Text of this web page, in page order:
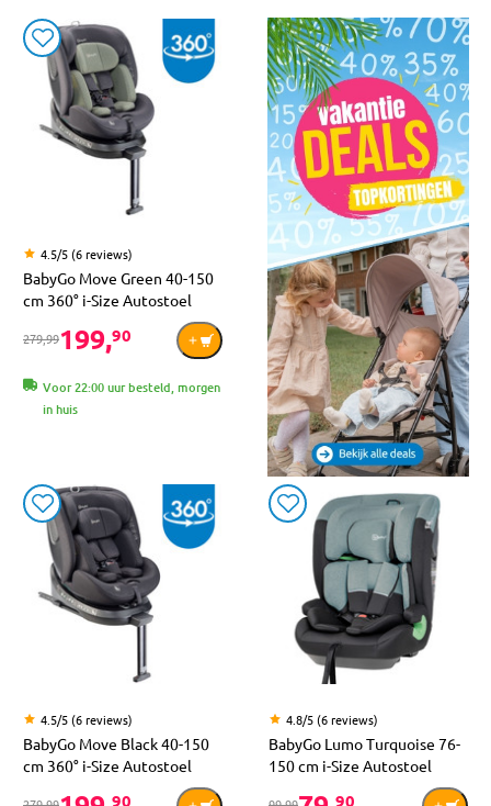
4.5/5 (6 reviews)
BabyGo Move Green 40-150
cm 360° i-Size Autostoel
279,99199,90
Voor 22:00 uur besteld, morgen
in huis
4.5/5 (6 reviews)
BabyGo Move Black 40-150
cm 360° i-Size Autostoel
90
4.8/5 (6 reviews)
BabyGo Lumo Turquoise 76-
150 cm i-Size Autostoel
90